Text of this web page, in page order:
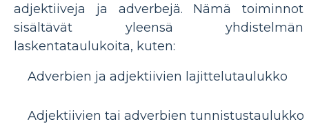
adjektiiveja ja adverbejä. Nämä toiminnot
sisältävät yleensä yhdistelmän
laskentataulukoita, kuten:
Adverbien ja adjektiivien lajittelutaulukko
Adjektiivien tai adverbien tunnistustaulukko